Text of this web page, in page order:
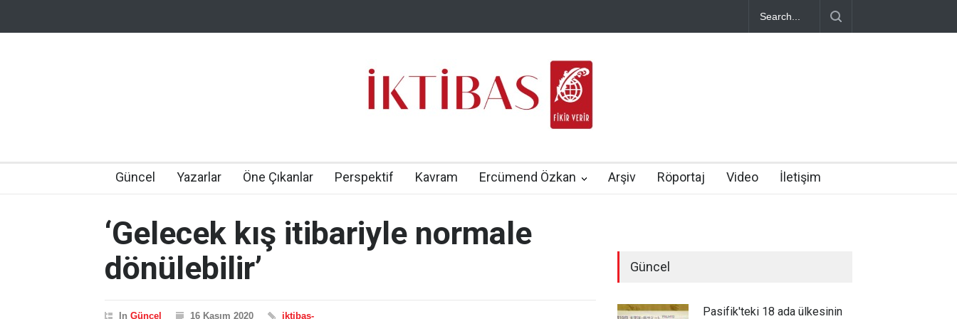
Güncel Yazarlar Öne Çıkanlar Perspektif Kavram Ercümend Özkan Arşiv Röportaj Video İletişim
‘Gelecek kış itibariyle normale
dönülebilir’
In Güncel 16 Kasım 2020 iktibas-
Güncel
Pasifik'teki 18 ada ülkesinin